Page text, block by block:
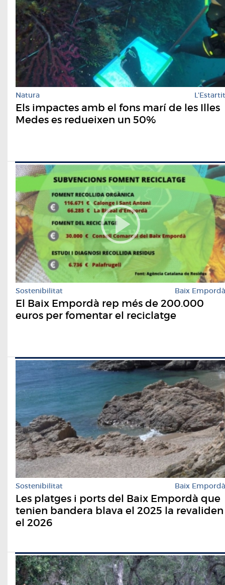
Natura L'Estartit
Els impactes amb el fons marí de les Illes
Medes es redueixen un 50%
Sostenibilitat Baix Empordà
El Baix Empordà rep més de 200.000
euros per fomentar el reciclatge
Sostenibilitat Baix Empordà
Les platges i ports del Baix Empordà que
tenien bandera blava el 2025 la revaliden
el 2026